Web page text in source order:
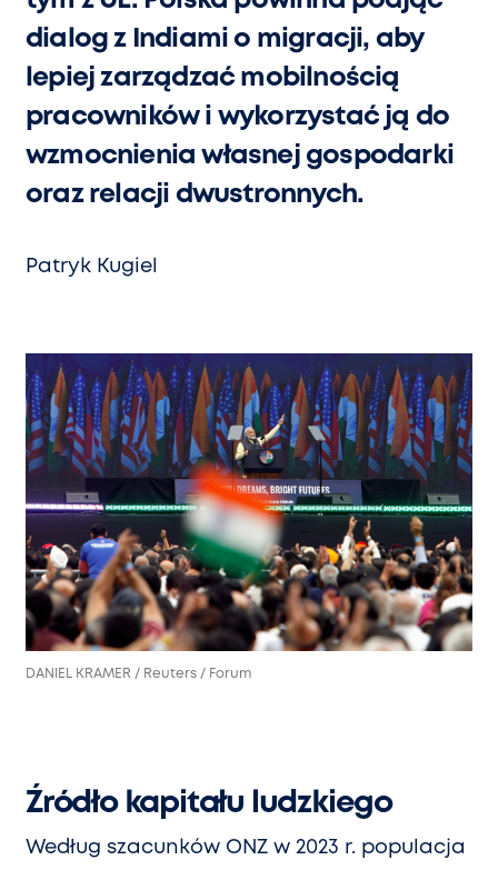
dialog z Indiami o migracji, aby
lepiej zarządzać mobilnością
pracowników i wykorzystać ją do
wzmocnienia własnej gospodarki
oraz relacji dwustronnych.
Patryk Kugiel
DANIEL KRAMER / Reuters / Forum
Źródło kapitału ludzkiego
Według szacunków ONZ w 2023 r. populacja